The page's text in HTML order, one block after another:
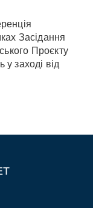
Засідання
Проєкту
у заході від